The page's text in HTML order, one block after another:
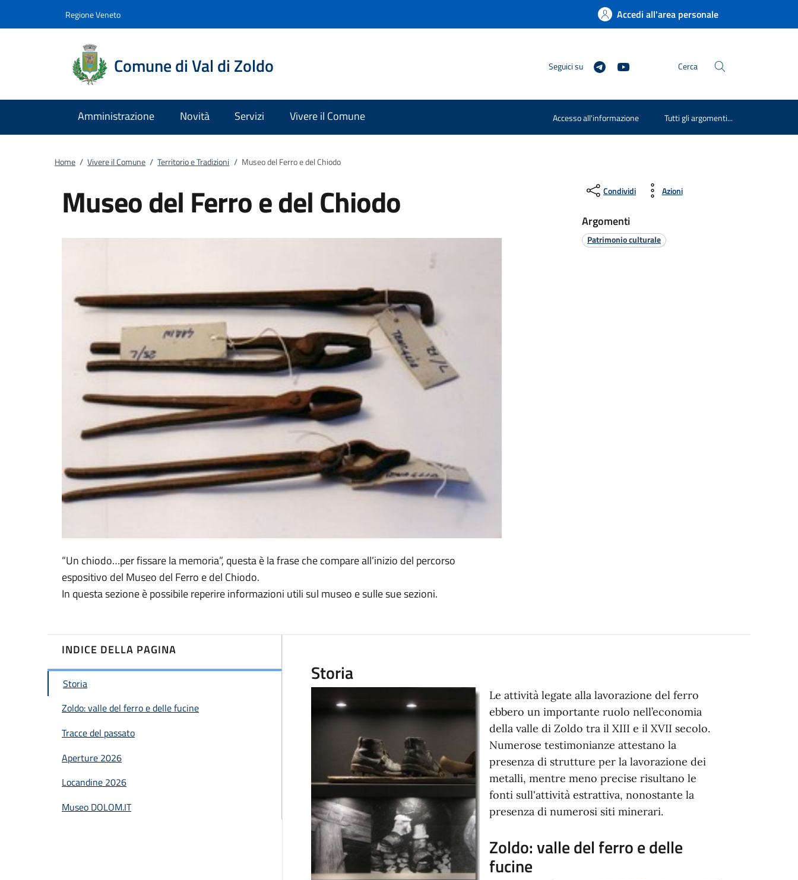
Regione Veneto Accedi all'area personale
Comune di Val di Zoldo Seguici su Cerca
Amministrazione Novità Servizi Vivere il Comune Accesso all'informazione Tutti gli argomenti...
Home / Vivere il Comune / Territorio e Tradizioni / Museo del Ferro e del Chiodo
Museo del Ferro e del Chiodo
“Un chiodo…per fissare la memoria”, questa è la frase che compare all’inizio del percorso
espositivo del Museo del Ferro e del Chiodo.
In questa sezione è possibile reperire informazioni utili sul museo e sulle sue sezioni.
Condividi Azioni
Argomenti
Patrimonio culturale
INDICE DELLA PAGINA
Storia
Zoldo: valle del ferro e delle fucine
Tracce del passato
Aperture 2026
Locandine 2026
Museo DOLOM.IT
Storia
Le attività legate alla lavorazione del ferro
ebbero un importante ruolo nell’economia
della valle di Zoldo tra il XIII e il XVII secolo.
Numerose testimonianze attestano la
presenza di strutture per la lavorazione dei
metalli, mentre meno precise risultano le
fonti sull'attività estrattiva, nonostante la
presenza di numerosi siti minerari.
Zoldo: valle del ferro e delle
fucine